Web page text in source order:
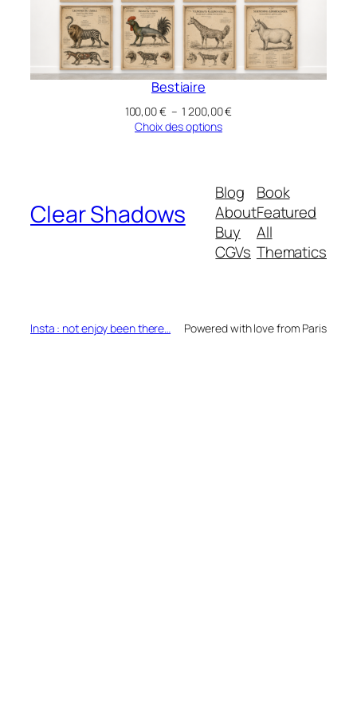
Bestiaire
100,00€ – 1 200,00€Plage
1
200,00 €
Choix des options
Clear Shadows
Blog
About
Buy
CGVs
Book
Featured
All
Thematics
Insta : not enjoy been there… Powered with love from Paris